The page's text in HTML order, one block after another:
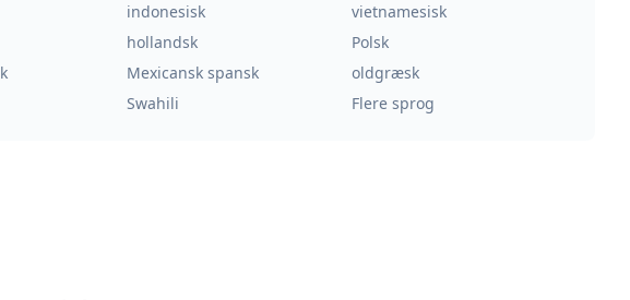
indonesisk
vietnamesisk
hollandsk
Polsk
Mexicansk spansk
oldgræsk
Swahili Flere sprog